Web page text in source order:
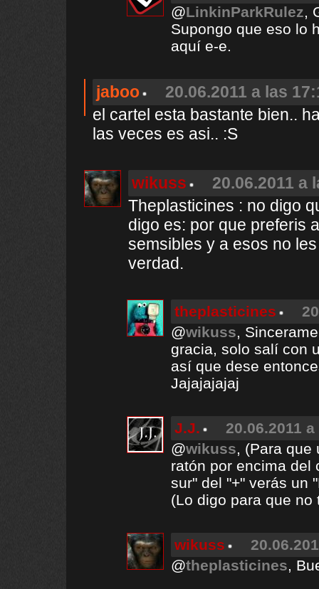
@LinkinParkRulez,
Supongo que eso lo
aquí e-e.
jaboo
20.06.2011 a las
el cartel esta bastante bien..
las veces es asi.. :S
wikuss
20.06.2011 a
Theplasticines : no digo
digo es: por que preferis
semsibles y a esos no
verdad.
theplasticines
@wikuss,
gracia, solo salí con
así que dese
Jajajajajaj
J.J.
20.06.2011
@wikuss, (Para que
ratón por encima del
sur" del "+" verás un
(Lo digo para que
wikuss
@theplasticines,